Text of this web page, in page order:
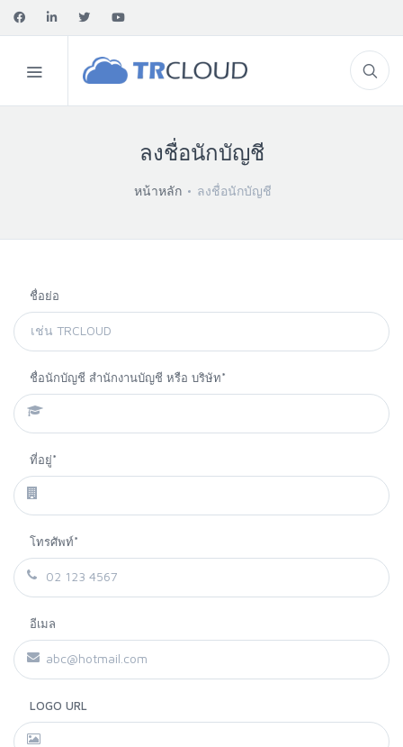
ลงชื่อนักบัญชี
หน้าหลัก ลงชื่อนักบัญชี
ชื่อย่อ
ชื่อนักบัญชี สำนักงานบัญชี หรือ บริษัท*
ที่อยู่*
โทรศัพท์*
อีเมล
LOGO URL